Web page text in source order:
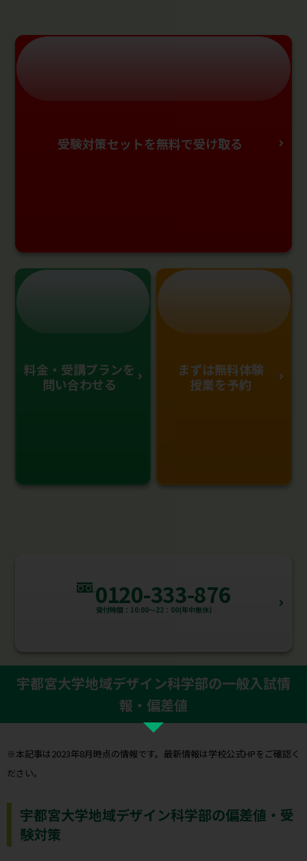
受験対策セットを無料で受け取る
料金・受講プランを
問い合わせる
まずは無料体験
授業を予約
0120-333-876
受付時間：10:00～22：00(年中無休)
宇都宮大学地域デザイン科学部の一般入試情
報・偏差値
※本記事は2023年8月時点の情報です。最新情報は学校公式HPをご確認く
ださい。
宇都宮大学地域デザイン科学部の偏差値・受
験対策